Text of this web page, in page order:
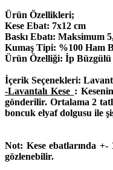
Ürün Özellikleri;
Kese Ebat: 7x12 cm
Baskı Ebatı: Maksimum
Kumaş Tipi: %100 Ham
Ürün Özelliği: İp Büzgülü
İçerik Seçenekleri:
-Lavantalı Kese :
gönderilir. Ortalama 2
boncuk elyaf dolgusu ile
Not: Kese ebatlarında
gözlenebilir.